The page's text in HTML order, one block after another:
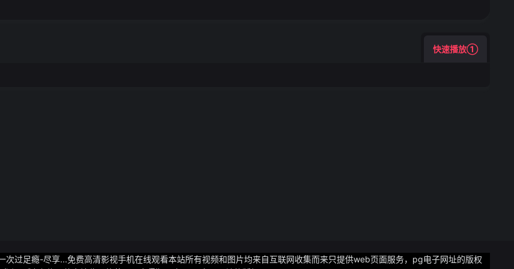
快速播放①
次过足瘾-尽享...免费高清影视手机在线观看本站所有视频和图片均来自互联网收集而来只提供web页面服务，pg电子网址的版权